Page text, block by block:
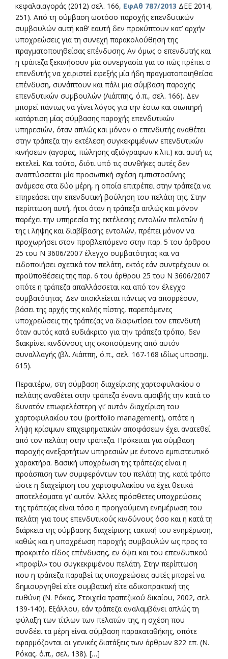
κεφαλαιαγοράς (2012) σελ. 166, ΕφΑθ 787/2013 ΔΕΕ 2014,
251). Από τη σύμβαση ωστόσο παροχής επενδυτικών
συμβουλών αυτή καθ’ εαυτή δεν προκύπτουν κατ’ αρχήν
υποχρεώσεις για τη συνεχή παρακολούθηση της
πραγματοποιηθείσας επένδυσης. Αν όμως ο επενδυτής και
η τράπεζα ξεκινήσουν μία συνεργασία για το πώς πρέπει ο
επενδυτής να χειριστεί εφεξής μία ήδη πραγματοποιηθείσα
επένδυση, συνάπτουν και πάλι μια σύμβαση παροχής
επενδυτικών συμβουλών (Λιάππης, ό.π., σελ. 166). Δεν
μπορεί πάντως να γίνει λόγος για την έστω και σιωπηρή
κατάρτιση μίας σύμβασης παροχής επενδυτικών
υπηρεσιών, όταν απλώς και μόνον ο επενδυτής αναθέτει
στην τράπεζα την εκτέλεση συγκεκριμένων επενδυτικών
κινήσεων (αγοράς, πώλησης αξιόγραφων κ.λπ.) και αυτή τις
εκτελεί. Και τούτο, διότι υπό τις συνθήκες αυτές δεν
αναπτύσσεται μία προσωπική σχέση εμπιστοσύνης
ανάμεσα στα δύο μέρη, η οποία επιτρέπει στην τράπεζα να
επηρεάσει την επενδυτική βούληση του πελάτη της. Στην
περίπτωση αυτή, ήτοι όταν η τράπεζα απλώς και μόνον
παρέχει την υπηρεσία της εκτέλεσης εντολών πελατών ή
της ι λήψης και διαβίβασης εντολών, πρέπει μόνον να
προχωρήσει στον προβλεπόμενο στην παρ. 5 του άρθρου
25 του N 3606/2007 έλεγχο συμβατότητας και να
ειδοποιήσει σχετικά τον πελάτη, εκτός εάν συντρέχουν οι
προϋποθέσεις της παρ. 6 του άρθρου 25 του N 3606/2007
οπότε η τράπεζα απαλλάσσεται και από τον έλεγχο
συμβατότητας. Δεν αποκλείεται πάντως να απορρέουν,
βάσει της αρχής της καλής πίστης, παρεπόμενες
υποχρεώσεις της τράπεζας να διαφωτίσει τον επενδυτή
όταν αυτός κατά ευδιάκριτο για την τράπεζα τρόπο, δεν
διακρίνει κινδύνους της σκοπούμενης από αυτόν
συναλλαγής (βλ. Λιάππη, ό.π., σελ. 167-168 ιδίως υποσημ.
615).
Περαιτέρω, στη σύμβαση διαχείρισης χαρτοφυλακίου ο
πελάτης αναθέτει στην τράπεζα έναντι αμοιβής την κατά το
δυνατόν επωφελέστερη γι’ αυτόν διαχείριση του
χαρτοφυλακίου του (portfolio management), οπότε η
λήψη κρίσιμων επιχειρηματικών αποφάσεων έχει ανατεθεί
από τον πελάτη στην τράπεζα. Πρόκειται για σύμβαση
παροχής ανεξαρτήτων υπηρεσιών με έντονο εμπιστευτικό
χαρακτήρα. Βασική υποχρέωση της τράπεζας είναι η
προάσπιση των συμφερόντων του πελάτη της, κατά τρόπο
ώστε η διαχείριση του χαρτοφυλακίου να έχει θετικά
αποτελέσματα γι’ αυτόν. Άλλες πρόσθετες υποχρεώσεις
της τράπεζας είναι τόσο η προηγούμενη ενημέρωση του
πελάτη για τους επενδυτικούς κινδύνους όσο και η κατά τη
διάρκεια της σύμβασης διαχείρισης τακτική του ενημέρωση,
καθώς και η υποχρέωση παροχής συμβουλών ως προς το
προκριτέο είδος επένδυσης, εν όψει και του επενδυτικού
«προφίλ» του συγκεκριμένου πελάτη. Στην περίπτωση
που η τράπεζα παραβεί τις υποχρεώσεις αυτές μπορεί να
δημιουργηθεί είτε συμβατική είτε αδικοπρακτική της
ευθύνη (Ν. Ρόκας, Στοιχεία τραπεζικού δικαίου, 2002, σελ.
139-140). Εξάλλου, εάν τράπεζα αναλαμβάνει απλώς τη
φύλαξη των τίτλων των πελατών της, η σχέση που
συνδέει τα μέρη είναι σύμβαση παρακαταθήκης, οπότε
εφαρμόζονται οι γενικές διατάξεις των άρθρων 822 επ. (Ν.
Ρόκας, ό.π., σελ. 138). […]